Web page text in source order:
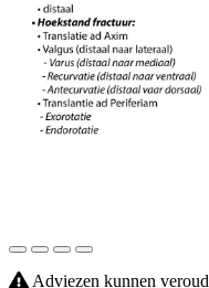
Adviezen kunnen